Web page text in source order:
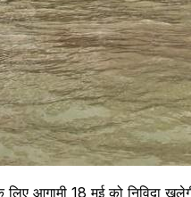
लिए आगामी 18 मई को निविदा